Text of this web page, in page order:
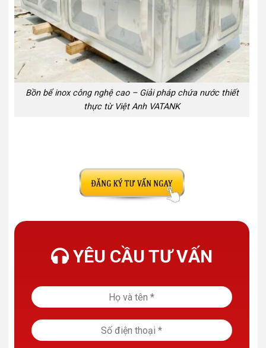
Bồn bể inox công nghệ cao – Giải pháp chứa nước thiết
thực từ Việt Anh VATANK
YÊU CẦU TƯ VẤN